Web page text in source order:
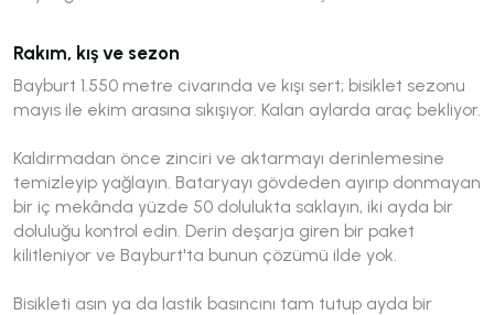
Rakım, kış ve sezon
Bayburt 1.550 metre civarında ve kışı sert; bisiklet sezonu
mayıs ile ekim arasına sıkışıyor. Kalan aylarda araç bekliyor.
Kaldırmadan önce zinciri ve aktarmayı derinlemesine
temizleyip yağlayın. Bataryayı gövdeden ayırıp donmayan
bir iç mekânda yüzde 50 dolulukta saklayın, iki ayda bir
doluluğu kontrol edin. Derin deşarja giren bir paket
kilitleniyor ve Bayburt'ta bunun çözümü ilde yok.
Bisikleti asın ya da lastik basıncını tam tutup ayda bir